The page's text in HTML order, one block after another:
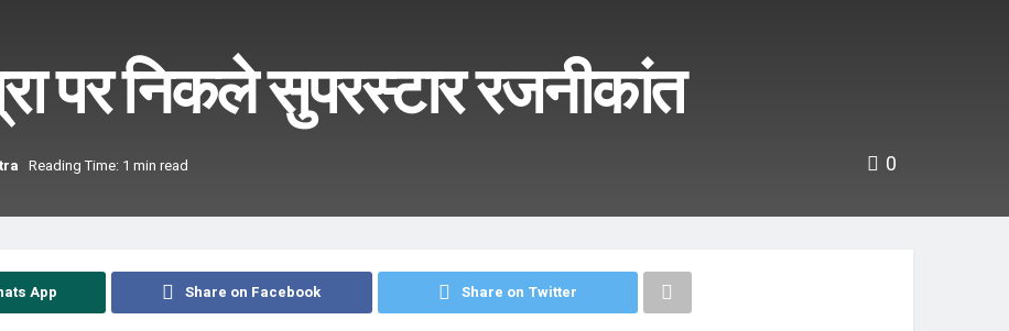
पर निकले सुपरस्टार रजनीकांत
Reading Time: 1 min read 0
App Share on Facebook Share on Twitter